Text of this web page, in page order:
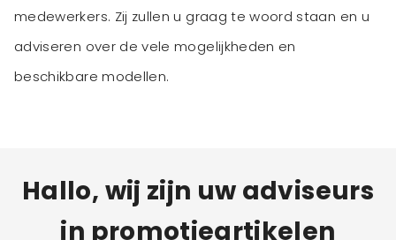
medewerkers. Zij zullen u graag te woord staan en u
adviseren over de vele mogelijkheden en
beschikbare modellen.
Hallo, wij zijn uw adviseurs
in promotieartikelen